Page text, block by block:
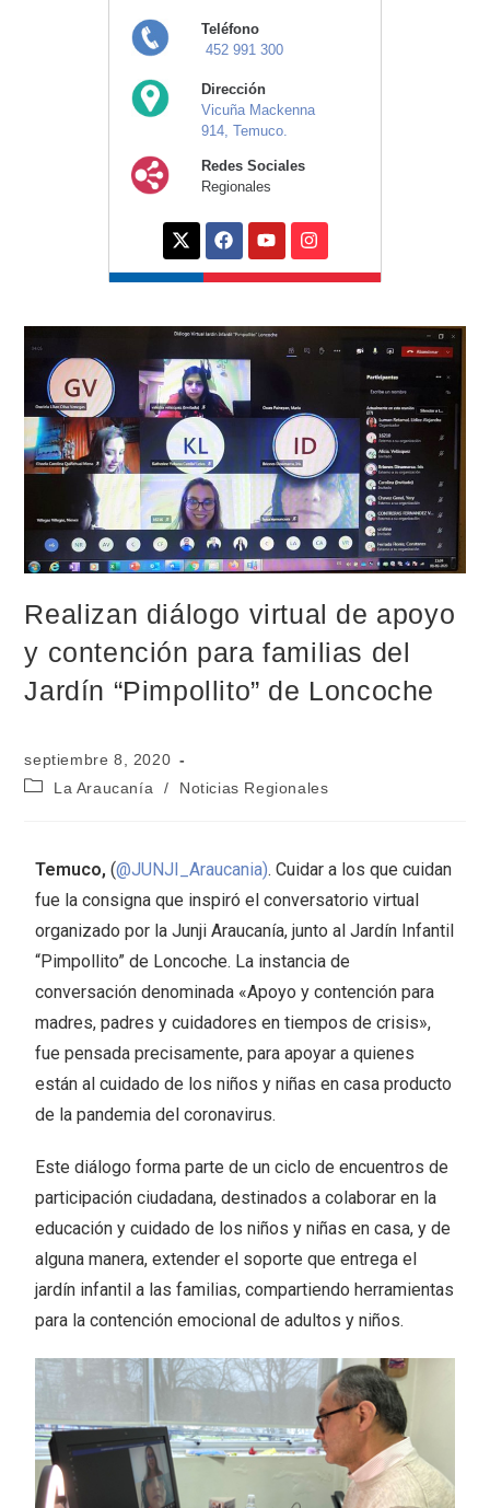
Teléfono
452 991 300
Dirección
Vicuña Mackenna
914, Temuco.
Redes Sociales
Regionales
Realizan diálogo virtual de apoyo
y contención para familias del
Jardín “Pimpollito” de Loncoche
septiembre 8, 2020
La Araucanía
/ Noticias Regionales
Temuco,(@JUNJI_Araucania). Cuidar a los que cuidan
fue la consigna que inspiró el conversatorio virtual
organizado por la Junji Araucanía, junto al Jardín Infantil
“Pimpollito” de Loncoche. La instancia de
conversación denominada «Apoyo y contención para
madres, padres y cuidadores en tiempos de crisis»,
fue pensada precisamente, para apoyar a quienes
están al cuidado de los niños y niñas en casa producto
de la pandemia del coronavirus.
Este diálogo forma parte de un ciclo de encuentros de
participación ciudadana, destinados a colaborar en la
educación y cuidado de los niños y niñas en casa, y de
alguna manera, extender el soporte que entrega el
jardín infantil a las familias, compartiendo herramientas
para la contención emocional de adultos y niños.